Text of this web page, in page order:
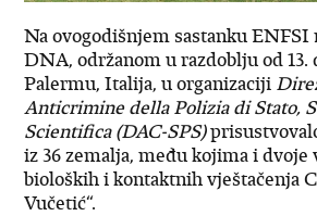
Na ovogodišnjem sastanku ENFSI
DNA, održanom u razdoblju od 13.
Palermu, Italija, u organizaciji
Anticrimine della Polizia di Stato,
Scientifica (DAC-SPS)
iz 36 zemalja, među kojima i dvoje
bioloških i kontaktnih vještačenja
Vučetić“.